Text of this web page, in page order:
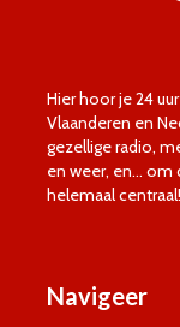
Hier hoor je 24
Vlaanderen en
gezellige radio,
en weer, en… om
helemaal centraal!
Navigeer